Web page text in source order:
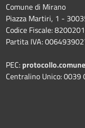
Comune di Mirano
Piazza Martiri, 1 -
Codice Fiscale:
Partita IVA:
PEC:
Centralino Unico: 0039